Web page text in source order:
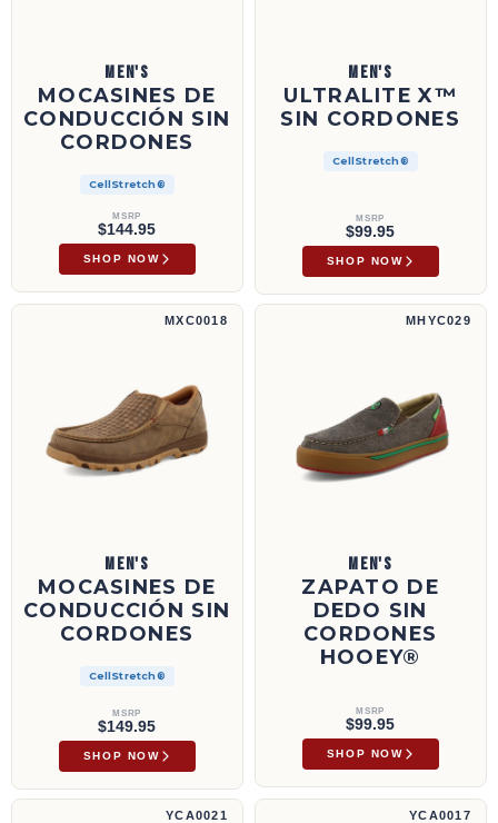
MEN'S
MOCASINES DE
CONDUCCIÓN SIN
CORDONES
CellStretch®
MSRP
$144.95
SHOP NOW
MEN'S
ULTRALITE X™
SIN CORDONES
CellStretch®
MSRP
$99.95
SHOP NOW
Mocasines de conducción sin cordones | MXC0018
MXC0018
MEN'S
MOCASINES DE
CONDUCCIÓN SIN
CORDONES
CellStretch®
MSRP
$149.95
SHOP NOW
Zapato de dedo sin cordones Hooey® |
MHYC029
MEN'S
ZAPATO DE
DEDO SIN
CORDONES
HOOEY®
MSRP
$99.95
SHOP NOW
Zapatillas sin cordones | YCA0021
YCA0021
Zapatillas sin cordones | YCA0017
YCA0017